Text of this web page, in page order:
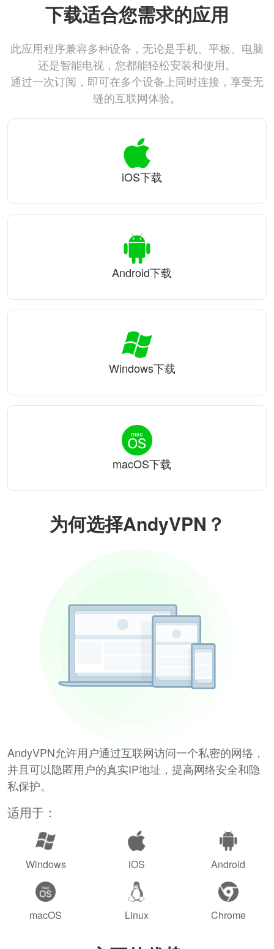
为何选择AndyVPN？
AndyVPN允许用户通过互联网访问一个私密的网络，
并且可以隐匿用户的真实IP地址，提高网络安全和隐
私保护。
适用于：
Windows iOS Android
macOS Linux Chrome
下载适合您需求的应用
此应用程序兼容多种设备，无论是手机、平板、电脑
还是智能电视，您都能轻松安装和使用。
通过一次订阅，即可在多个设备上同时连接，享受无
缝的互联网体验。
iOS下载
Android下载
Windows下载
macOS下载